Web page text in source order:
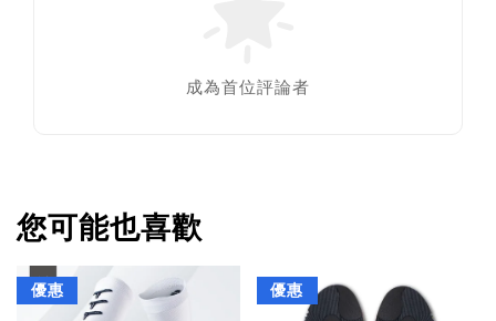
成為首位評論者
您可能也喜歡
優惠 優惠